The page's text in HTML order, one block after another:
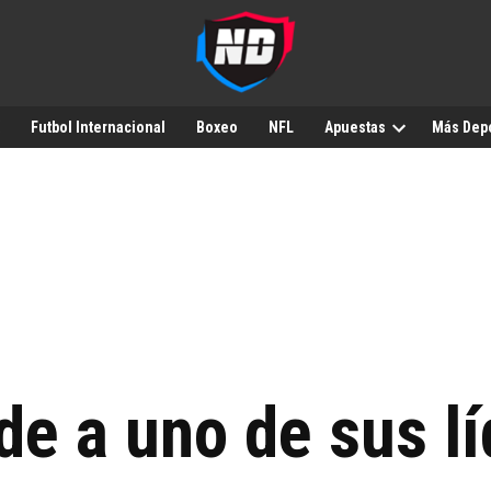
Futbol Internacional Boxeo NFL Apuestas Más
a uno de sus